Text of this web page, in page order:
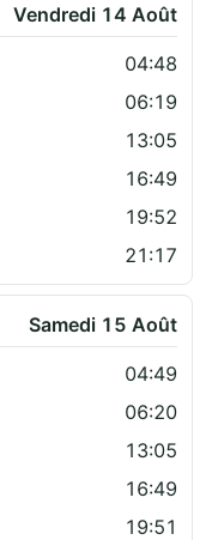
Vendredi 14 Août
04:48
06:19
13:05
16:49
19:52
21:17
Samedi 15 Août
04:49
06:20
13:05
16:49
19:51